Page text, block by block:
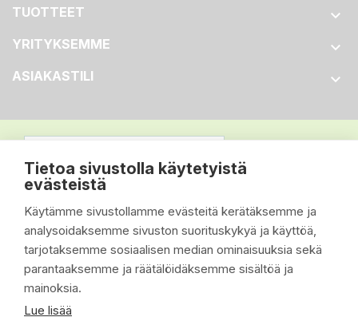
Tietoa sivustolla käytetyistä
evästeistä
Käytämme sivustollamme evästeitä kerätäksemme ja
analysoidaksemme sivuston suorituskykyä ja käyttöä,
tarjotaksemme sosiaalisen median ominaisuuksia sekä
parantaaksemme ja räätälöidäksemme sisältöä ja
mainoksia.
Lue lisää
TUOTTEET 
YRITYKSEMME 
ASIAKASTILI 